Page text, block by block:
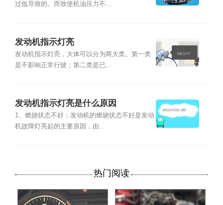
过低导致的。而致使机油压力不...
发动机指示灯亮
发动机指示灯亮，大体可以分为两大类。第一类
是不影响正常行驶；第二类是已...
发动机指示灯亮是什么原因
1、燃烧状态不好：发动机的燃烧状态不好是发动
机故障灯亮起的主要原因，由...
热门阅读